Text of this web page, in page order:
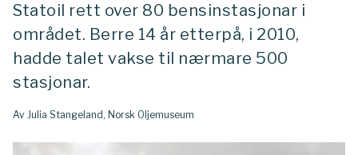
Statoil rett over 80 bensinstasjonar i
området. Berre 14 år etterpå, i 2010,
hadde talet vakse til nærmare 500
stasjonar.
Av Julia Stangeland, Norsk Oljemuseum